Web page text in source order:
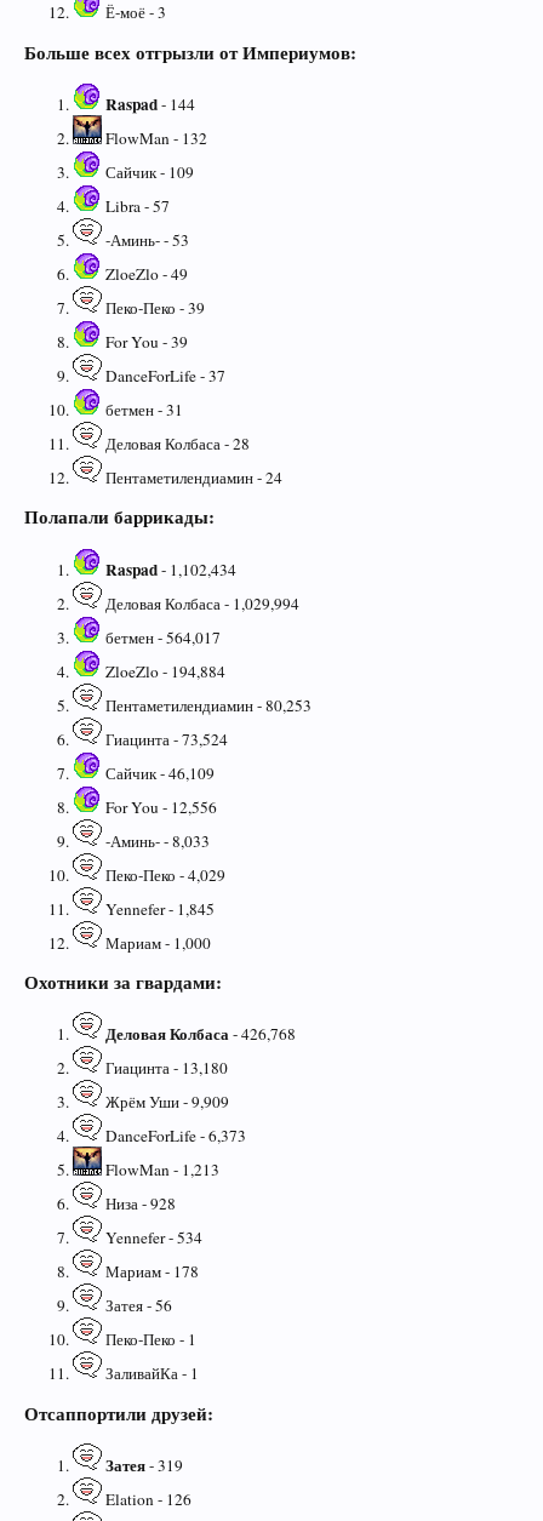
Ё-моё - 3
Больше всех отгрызли от Империумов:
Raspad- 144
FlowMan - 132
Сайчик - 109
Libra - 57
-Аминь- - 53
ZloeZlo - 49
Пеко-Пеко - 39
For You - 39
DanceForLife - 37
бетмен - 31
Деловая Колбаса - 28
Пентаметилендиамин - 24
Полапали баррикады:
Raspad- 1,102,434
Деловая Колбаса - 1,029,994
бетмен - 564,017
ZloeZlo - 194,884
Пентаметилендиамин - 80,253
Гиацинта - 73,524
Сайчик - 46,109
For You - 12,556
-Аминь- - 8,033
Пеко-Пеко - 4,029
Yennefer - 1,845
Мариам - 1,000
Охотники за гвардами:
Деловая Колбаса- 426,768
Гиацинта - 13,180
Жрём Уши - 9,909
DanceForLife - 6,373
FlowMan - 1,213
Низа - 928
Yennefer - 534
Мариам - 178
Затея - 56
Пеко-Пеко - 1
ЗаливайКа - 1
Отсаппортили друзей:
Затея- 319
Elation - 126